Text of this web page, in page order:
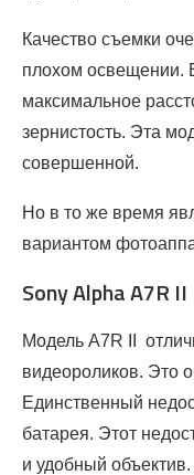
Качество съемки
плохом освещении.
максимальное
зернистость. Эта
совершенной.
Но в то же время
вариантом
Sony Alpha A7R II
Модель A7R II
видеороликов. Это
Единственный
батарея. Этот
и удобный объектив.